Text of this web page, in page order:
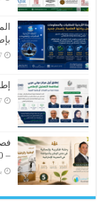
– 30)